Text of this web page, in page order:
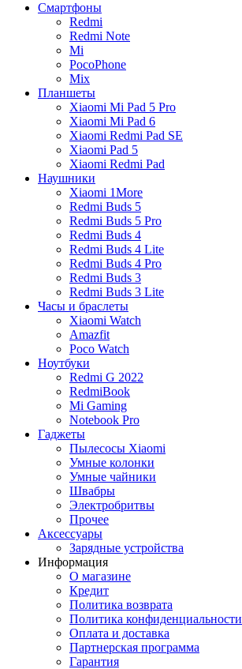
Смартфоны
Redmi
Redmi Note
Mi
PocoPhone
Mix
Планшеты
Xiaomi Mi Pad 5 Pro
Xiaomi Mi Pad 6
Xiaomi Redmi Pad SE
Xiaomi Pad 5
Xiaomi Redmi Pad
Наушники
Xiaomi 1More
Redmi Buds 5
Redmi Buds 5 Pro
Redmi Buds 4
Redmi Buds 4 Lite
Redmi Buds 4 Pro
Redmi Buds 3
Redmi Buds 3 Lite
Часы и браслеты
Xiaomi Watch
Amazfit
Poco Watch
Ноутбуки
Redmi G 2022
RedmiBook
Mi Gaming
Notebook Pro
Гаджеты
Пылесосы Xiaomi
Умные колонки
Умные чайники
Швабры
Электробритвы
Прочее
Аксессуары
Зарядные устройства
Информация
О магазине
Кредит
Политика возврата
Политика конфиденциальности
Оплата и доставка
Партнерская программа
Гарантия